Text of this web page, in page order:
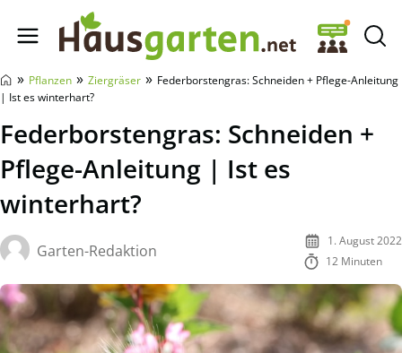
Hausgarten.net
» Pflanzen » Ziergräser » Federborstengras: Schneiden + Pflege-Anleitung
| Ist es winterhart?
Federborstengras: Schneiden +
Pflege-Anleitung | Ist es
winterhart?
Garten-Redaktion
1. August 2022
12 Minuten